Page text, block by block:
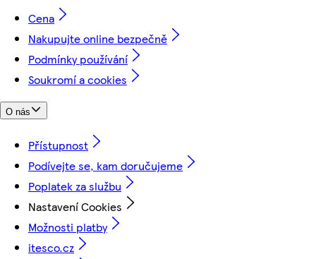
Cena
Nakupujte online bezpečně
Podmínky používání
Soukromí a cookies
O nás
Přístupnost
Podívejte se, kam doručujeme
Poplatek za službu
Nastavení Cookies
Možnosti platby
itesco.cz